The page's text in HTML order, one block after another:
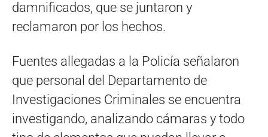
damnificados, que se juntaron y
reclamaron por los hechos.
Fuentes allegadas a la Policía señalaron
que personal del Departamento de
Investigaciones Criminales se encuentra
investigando, analizando cámaras y todo